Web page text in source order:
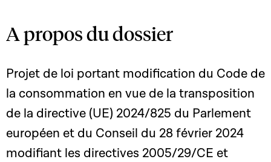
A propos du dossier
Projet de loi portant modification du Code de
la consommation en vue de la transposition
de la directive (UE) 2024/825 du Parlement
européen et du Conseil du 28 février 2024
modifiant les directives 2005/29/CE et